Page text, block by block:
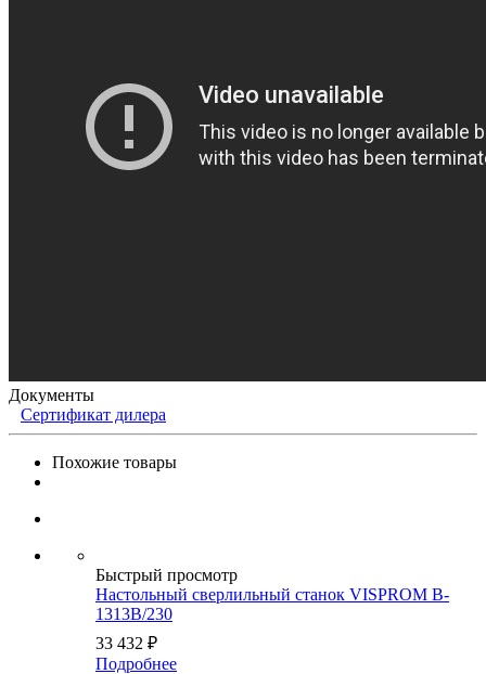
Документы
Сертификат дилера
Похожие товары
Быстрый просмотр
Настольный сверлильный станок VISPROM B-
1313B/230
33 432 ₽
Подробнее